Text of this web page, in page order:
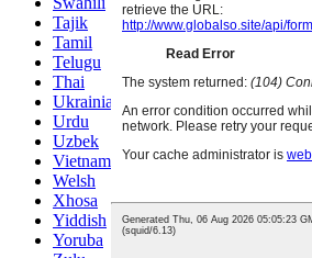
Tajik
Tamil
Telugu
Thai
Ukrainian
Urdu
Uzbek
Vietnamese
Welsh
Xhosa
Yiddish
Yoruba